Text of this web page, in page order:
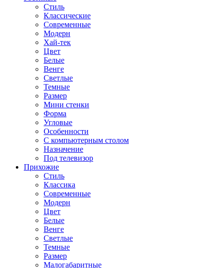
Стиль
Классические
Современные
Модерн
Хай-тек
Цвет
Белые
Венге
Светлые
Темные
Размер
Мини стенки
Форма
Угловые
Особенности
С компьютерным столом
Назначение
Под телевизор
Прихожие
Стиль
Классика
Современные
Модерн
Цвет
Белые
Венге
Светлые
Темные
Размер
Малогабаритные